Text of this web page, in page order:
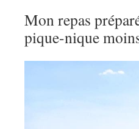
Mon repas
pique-nique